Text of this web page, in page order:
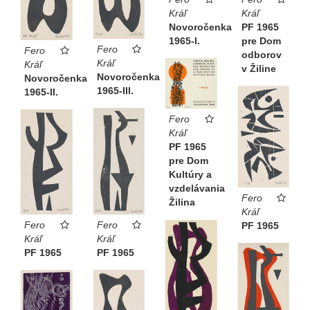
Fero
Kráľ
Novoročenka
1965-II.
Fero
Kráľ
Novoročenka
1965-III.
Kráľ
Novoročenka
1965-I.
Kráľ
PF 1965
pre Dom
odborov
v Žiline
Fero
Kráľ
PF 1965
pre Dom
Kultúry a
vzdelávania
Žilina
Fero
Kráľ
PF 1965
Fero
Kráľ
PF 1965
Fero
Kráľ
PF 1965